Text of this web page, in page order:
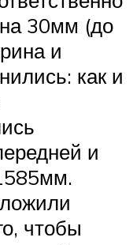
30мм (до
и
как и
и
чтобы